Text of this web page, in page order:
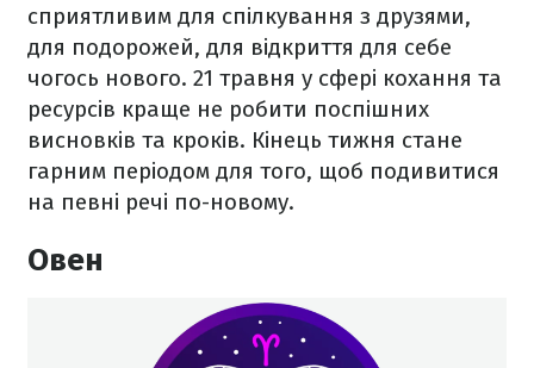
сприятливим для спілкування з друзями,
для подорожей, для відкриття для себе
чогось нового. 21 травня у сфері кохання та
ресурсів краще не робити поспішних
висновків та кроків. Кінець тижня стане
гарним періодом для того, щоб подивитися
на певні речі по-новому.
Овен